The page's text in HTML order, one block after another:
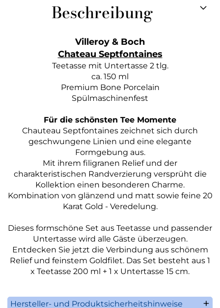
Beschreibung
Villeroy & Boch
Chateau Septfontaines
Teetasse mit Untertasse 2 tlg.
ca. 150 ml
Premium Bone Porcelain
Spülmaschinenfest
Für die schönsten Tee Momente
Chauteau Septfontaines zeichnet sich durch
geschwungene Linien und eine elegante
Formgebung aus.
Mit ihrem filigranen Relief und der
charakteristischen Randverzierung versprüht die
Kollektion einen besonderen Charme.
Kombination von glänzend und matt sowie feine 20
Karat Gold - Veredelung.
Dieses formschöne Set aus Teetasse und passender
Untertasse wird alle Gäste überzeugen.
Entdecken Sie jetzt die Verbindung aus schönem
Relief und feinstem Goldfilet. Das Set besteht aus 1
x Teetasse 200 ml + 1 x Untertasse 15 cm.
Hersteller- und Produktsicherheitshinweise